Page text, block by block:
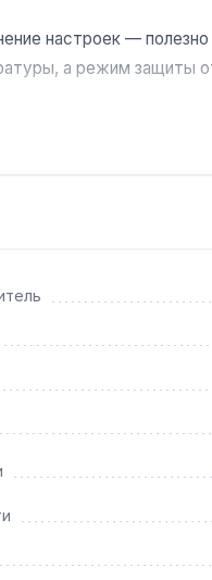
настроек —
а режим защиты
года, доставка по
во влажных зонах не